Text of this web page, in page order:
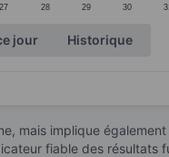
27 28 29 30 31
jour Historique
mais implique
fiable des résultats